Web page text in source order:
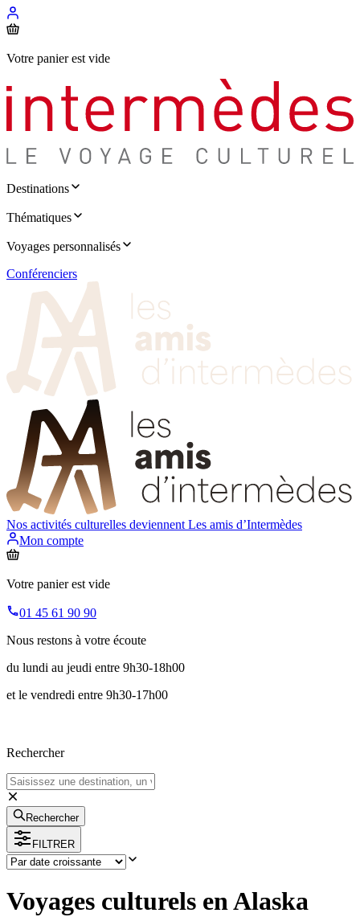
Votre panier est vide
Destinations
Thématiques
Voyages personnalisés
Conférenciers
Nos activités culturelles deviennent Les amis d’Intermèdes
Mon compte
Votre panier est vide
01 45 61 90 90
Nous restons à votre écoute
du lundi au jeudi entre 9h30-18h00
et le vendredi entre 9h30-17h00
Rechercher
Rechercher
FILTRER
Voyages culturels en Alaska